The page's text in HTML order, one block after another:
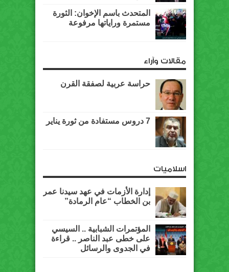
المتحدث باسم الإخوان: الثورة
مستمرة وراياتها مرفوعة
مقالات وآراء
حراسة عربية لصفقة القرن
7 دروس مستفادة من ثورة يناير
اسلاميات
إدارة الأزمات في عهد سيدنا عمر
بن الخطاب “عام الرمادة”
المؤتمرات الشبابية .. السيسي
على خطى عبد الناصر .. قراءة
في الجدوى والرسائل